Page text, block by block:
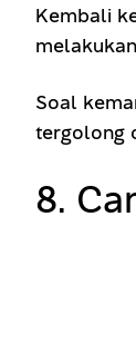
Kembali
Soal
tergolong
8.